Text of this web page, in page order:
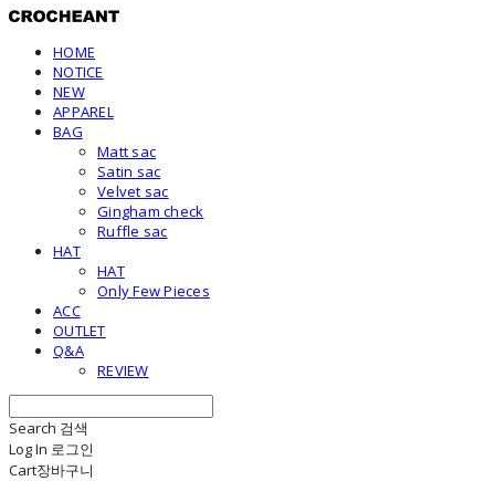
HOME
NOTICE
NEW
APPAREL
BAG
Matt sac
Satin sac
Velvet sac
Gingham check
Ruffle sac
HAT
HAT
Only Few Pieces
ACC
OUTLET
Q&A
REVIEW
Search 검색
Log In 로그인
Cart장바구니